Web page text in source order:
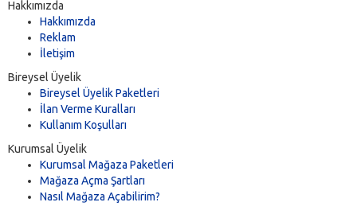
Hakkımızda
Hakkımızda
Reklam
İletişim
Bireysel Üyelik
Bireysel Üyelik Paketleri
İlan Verme Kuralları
Kullanım Koşulları
Kurumsal Üyelik
Kurumsal Mağaza Paketleri
Mağaza Açma Şartları
Nasıl Mağaza Açabilirim?